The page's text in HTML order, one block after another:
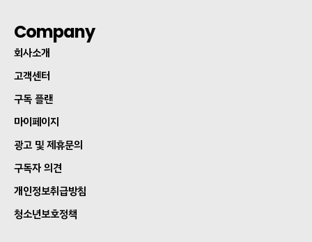
Company
회사소개
고객센터
구독 플랜
마이페이지
광고 및 제휴문의
구독자 의견
개인정보취급방침
청소년보호정책